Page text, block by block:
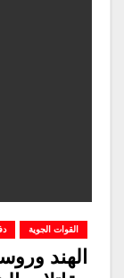
القوات الجوية
الهند